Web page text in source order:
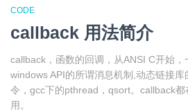
CODE
callback 用法简介
callback，函数的回调，从ANSI C开始
windows API的所谓消息机制,动态链接
令，gcc下的pthread，qsort。callback
用。